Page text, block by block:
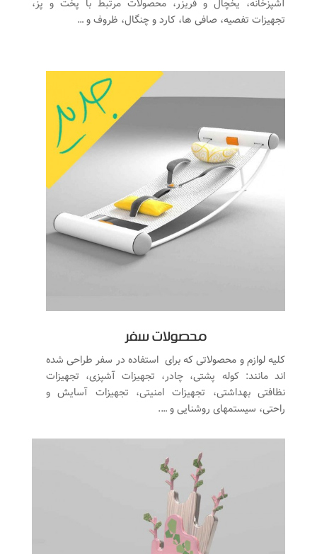
آشپزخانه، یخچال و فریزر، محصولات مرتبط با پخت و پز،
تجهیزات تفصیه، صافی ها، کارد و چنگال، ظروف و …
محصولات سفر
کلیه لوازم و محصولاتی که برای استفاده در سفر طراحی شده
اند مانند: کوله پشتی، چادر، تجهیزات آشپزی، تجهیزات
نظافتی بهداشتی، تجهیزات امنیتی، تجهیزات آسایش و
راحتی، سیستمهای روشنایی و ….